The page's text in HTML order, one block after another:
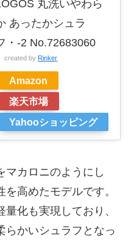
丸洗いやわら
あったかシュラ
・-2 No.72683060
created by Rinker
Amazon
楽天市場
Yahooショッピング
マカロニのようにし
高めたモデルです。
化も実現しており、
らかいシュラフとなっ